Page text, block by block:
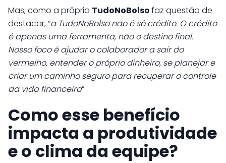
Mas, como a própria TudoNoBolsofaz questão de
destacar, “a TudoNoBolso não é só crédito. O crédito
é apenas uma ferramenta, não o destino final.
Nosso foco é ajudar o colaborador a sair do
vermelho, entender o próprio dinheiro, se planejar e
criar um caminho seguro para recuperar o controle
da vida financeira”.
Como esse benefício
impacta a produtividade
e o clima da equipe?